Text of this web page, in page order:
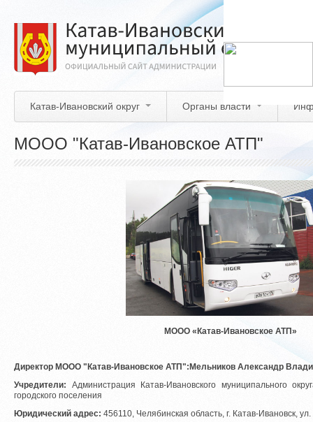
основному
содержанию
Катав-Ивановский округ Органы власти
МООО "Катав-Ивановское АТП"
МООО «Катав-Ивановское АТП»
Директор МООО "Катав-Ивановское АТП":Мельников Александр
Учредители: Администрация Катав-Ивановского муниципального
городского поселения
Юридический адрес: 456110, Челябинская область, г. Катав-Ивановск,